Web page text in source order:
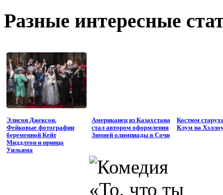
Разные интересные
Элисон Джексон.
Фейковые фотографии
беременной Кейт
Миддлтон и принца
Уильяма
Американец из Казахстана
стал автором оформления
Зимней олимпиады в Сочи
Костюм
Клум на